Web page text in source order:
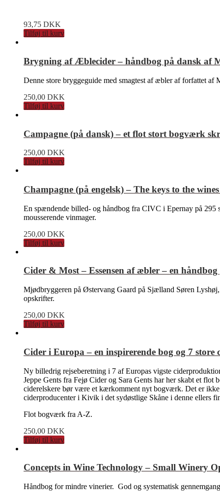
93,75 DKK
Tilføj til kurv
Brygning af Æblecider – håndbog på dansk af
Denne store bryggeguide med smagtest af æbler af forfattet
250,00 DKK
Tilføj til kurv
Campagne (på dansk) – et flot stort bogværk
250,00 DKK
Tilføj til kurv
Champagne (på engelsk) – The keys to the
En spændende billed- og håndbog fra CIVC i Epernay på
mousserende vinmager.
250,00 DKK
Tilføj til kurv
Cider & Most – Essensen af æbler – en
Mjødbryggeren på Østervang Gaard på Sjælland Søren
opskrifter.
250,00 DKK
Tilføj til kurv
Cider i Europa – en inspirerende bog og 7
Ny billedrig rejseberetning i 7 af Europas vigste
Jeppe Gents fra Fejø Cider og Sara Gents har her skabt et
ciderelskere bør være et kærkomment nyt bogværk. Det er
ciderproducenter i Kivik i det sydøstlige Skåne i denne ellers
Flot bogværk fra A-Z.
250,00 DKK
Tilføj til kurv
Concepts in Wine Technology – Small Winery
Håndbog for mindre vinerier. God og systematisk